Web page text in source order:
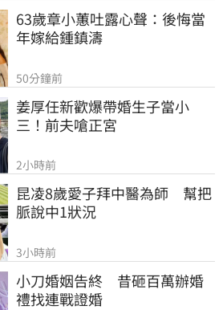
63歲章小蕙吐露心聲：後悔當
年嫁給鍾鎮濤
50分鐘前
姜厚任新歡爆帶婚生子當小
三！前夫嗆正宮
2小時前
昆凌8歲愛子拜中醫為師　幫把
脈說中1狀況
3小時前
小刀婚姻告終　昔砸百萬辦婚
禮找連戰證婚